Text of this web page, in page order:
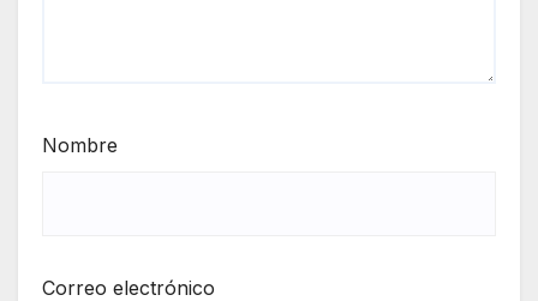
Nombre
Correo electrónico